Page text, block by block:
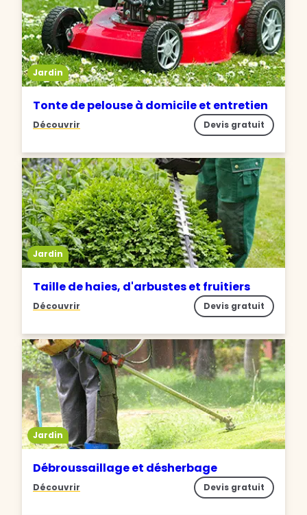
Jardin
Tonte de pelouse à domicile et entretien
Découvrir Devis gratuit
Jardin
Taille de haies, d'arbustes et fruitiers
Découvrir Devis gratuit
Jardin
Débroussaillage et désherbage
Découvrir Devis gratuit